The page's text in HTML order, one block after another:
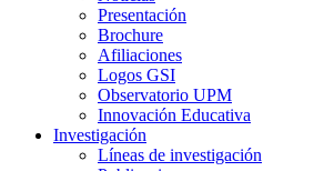
Presentación
Brochure
Afiliaciones
Logos GSI
Observatorio UPM
Innovación Educativa
Investigación
Líneas de investigación